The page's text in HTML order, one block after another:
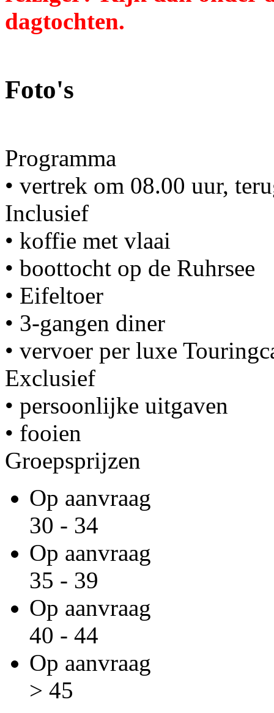
dagtochten.
Foto's
Programma
• vertrek om 08.00 uur,
Inclusief
• koffie met vlaai
• boottocht op de Ruhrsee
• Eifeltoer
• 3-gangen diner
• vervoer per luxe
Exclusief
• persoonlijke uitgaven
• fooien
Groepsprijzen
Op aanvraag
30 - 34
Op aanvraag
35 - 39
Op aanvraag
40 - 44
Op aanvraag
> 45